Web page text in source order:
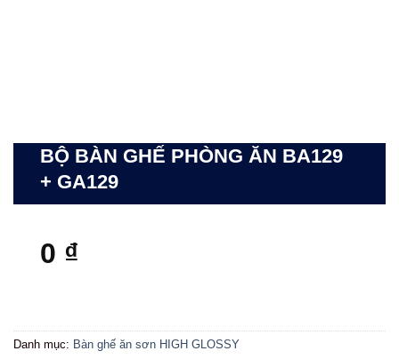
BỘ BÀN GHẾ PHÒNG ĂN BA129
+ GA129
0 ₫
Danh mục: Bàn ghế ăn sơn HIGH GLOSSY